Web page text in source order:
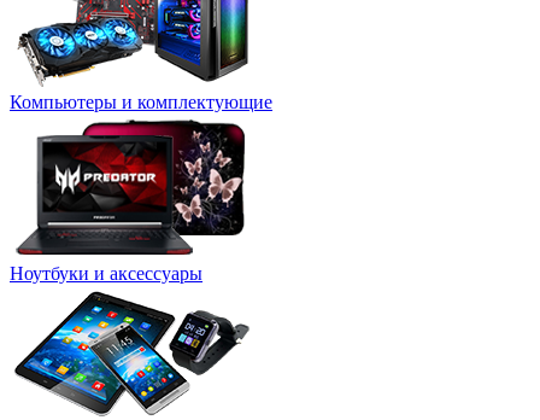
Компьютеры и комплектующие
Ноутбуки и аксессуары